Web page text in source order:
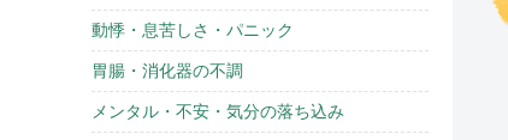
動悸・息苦しさ・パニック
胃腸・消化器の不調
メンタル・不安・気分の落ち込み